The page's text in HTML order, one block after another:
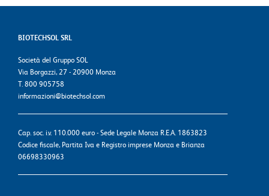
BIOTECHSOL SRL
Società del Gruppo SOL
Via Borgazzi, 27 - 20900 Monza
T. 800 905758
informazioni@biotechsol.com
Cap. soc. i.v. 110.000 euro - Sede Legale Monza R.E.A. 1863823
Codice fiscale, Partita Iva e Registro imprese Monza e Brianza
06698330963